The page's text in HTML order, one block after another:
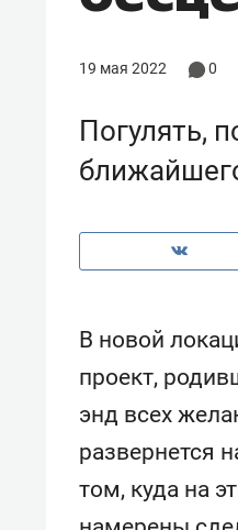
19 мая 2022 0
Погулять,
В новой
проект,
энд всех
развернется
том, куда на
«В
ищут не
которые ими
отвечают